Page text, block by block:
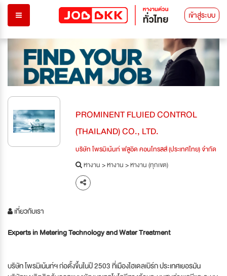
เข้าสู่ระบบ
PROMINENT FLUIED CONTROL
(THAILAND) CO., LTD.
บริษัท โพรมิเน้นท์ ฟลูอิด คอนโทรลส์ (ประเทศไทย) จำกัด
หางาน>หางาน>หางาน (ทุกเขต)
เกี่ยวกับเรา
Experts in Metering Technology and Water Treatment
บริษัท โพรมิเน้นท์ฯ ก่อตั้งขึ้นในปี 2503 ที่เมืองไฮเดลเบิร์ก ประเทศเยอรมัน